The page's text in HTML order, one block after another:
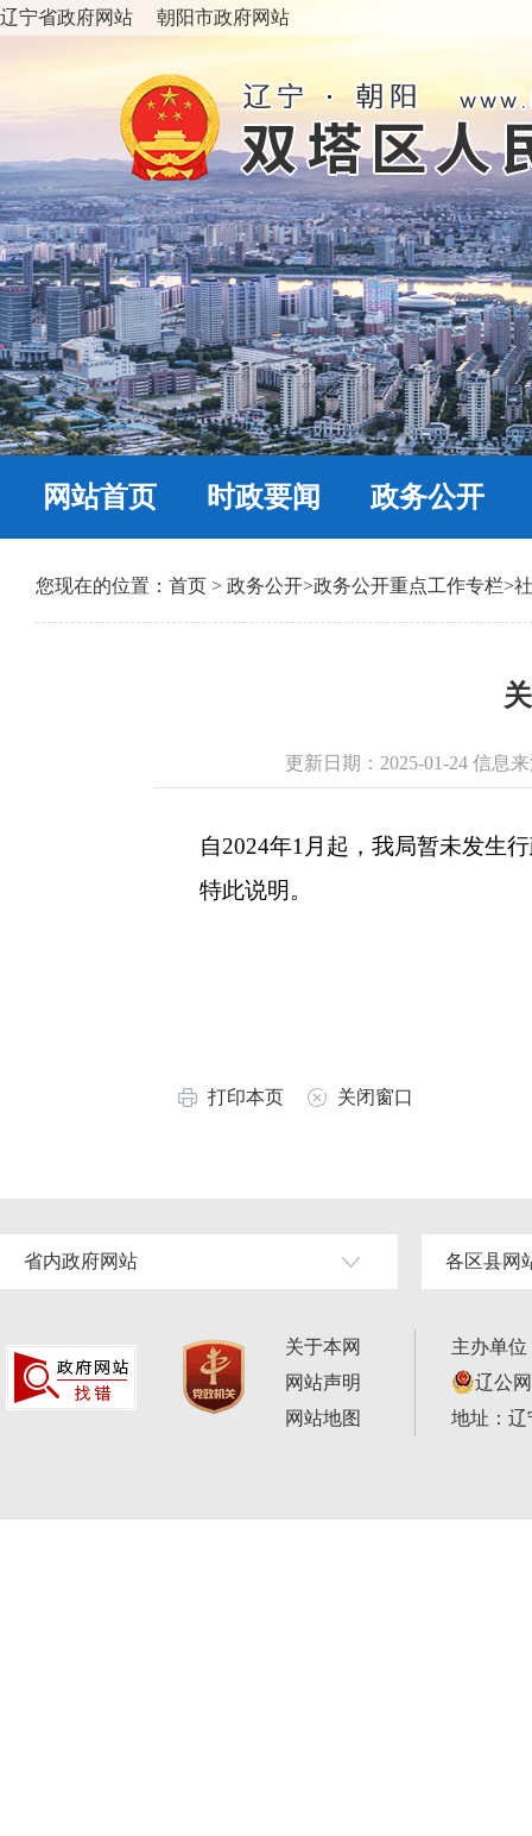
辽宁省政府网站 朝阳市政府网站
网站首页 时政要闻 政务公开
您现在的位置： 首页 > 政务公开>政务公开重点工作专栏>
更新日期：2025-01-24 信息
自2024年1月起，我局暂未发生行
特此说明。
打印本页 关闭窗口
省内政府网站 各区县网
关于本网
网站声明
网站地图
主办单
辽公
地址：辽